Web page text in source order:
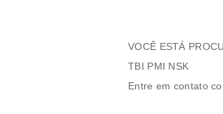
VOCÊ ESTÁ
TBI PMI NSK
Entre em contato